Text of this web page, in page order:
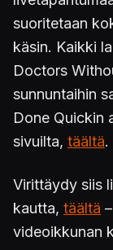
suoritetaan
käsin. Kaikki
Doctors
sunnuntaihin
Done Quickin
sivuilta, täältä.
Virittäydy siis
kautta, täältä
videoikkunan